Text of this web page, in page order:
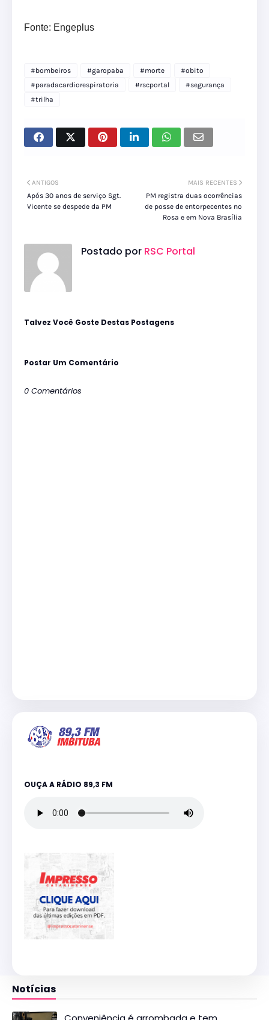
Fonte: Engeplus
#bombeiros #garopaba #morte
#obito
#paradacardiorespiratoria
#rscportal
#segurança
#trilha
MAIS RECENTES
PM registra duas ocorrências
de posse de entorpecentes no
Rosa e em Nova Brasília
ANTIGOS
Após 30 anos de serviço Sgt.
Vicente se despede da PM
Postado por RSC Portal
Talvez Você Goste Destas Postagens
Postar Um Comentário
0 Comentários
OUÇA A RÁDIO 89,3 FM
Notícias